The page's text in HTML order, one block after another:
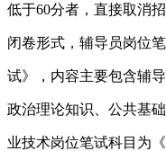
低于60分者，直接取消
闭卷形式，辅导员岗位
试》，内容主要包含辅
政治理论知识、公共基
业技术岗位笔试科目为